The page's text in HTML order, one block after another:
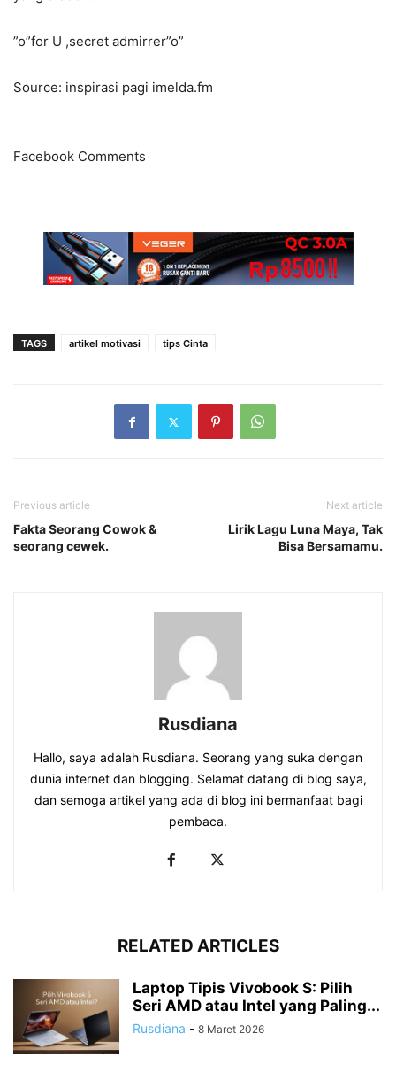
”o”for U ,secret admirrer”o”
Source: inspirasi pagi imelda.fm
Facebook Comments
TAGS artikel motivasi tips Cinta
Previous article
Fakta Seorang Cowok &
seorang cewek.
Next article
Lirik Lagu Luna Maya, Tak
Bisa Bersamamu.
Rusdiana
Hallo, saya adalah Rusdiana. Seorang yang suka dengan
dunia internet dan blogging. Selamat datang di blog saya,
dan semoga artikel yang ada di blog ini bermanfaat bagi
pembaca.
RELATED ARTICLES
Laptop Tipis Vivobook S: Pilih
Seri AMD atau Intel yang Paling...
Rusdiana - 8 Maret 2026